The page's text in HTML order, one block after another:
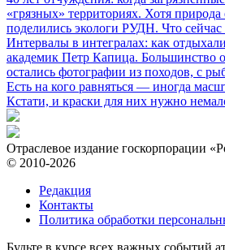
«грязных» территориях. Хотя
поделились экологи РУДН. Что
Интервалы в интегралах: как
академик Петр Капица. Большинство
остались фотографии из походов, с
Есть на кого равняться — иногда
Кстати, и краски для них нужно
Отраслевое издание госкорпорации
© 2010-2026
Редакция
Контакты
Политика обработки